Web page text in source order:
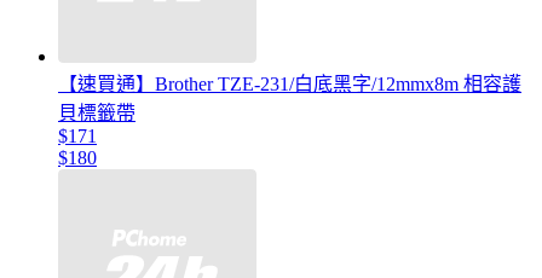
【速買通】Brother TZE-231/白底黑字/12mmx8m 相容護
貝標籤帶
$171
$180